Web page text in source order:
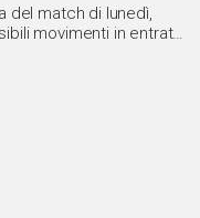
del match di lunedì,
movimenti in entrata